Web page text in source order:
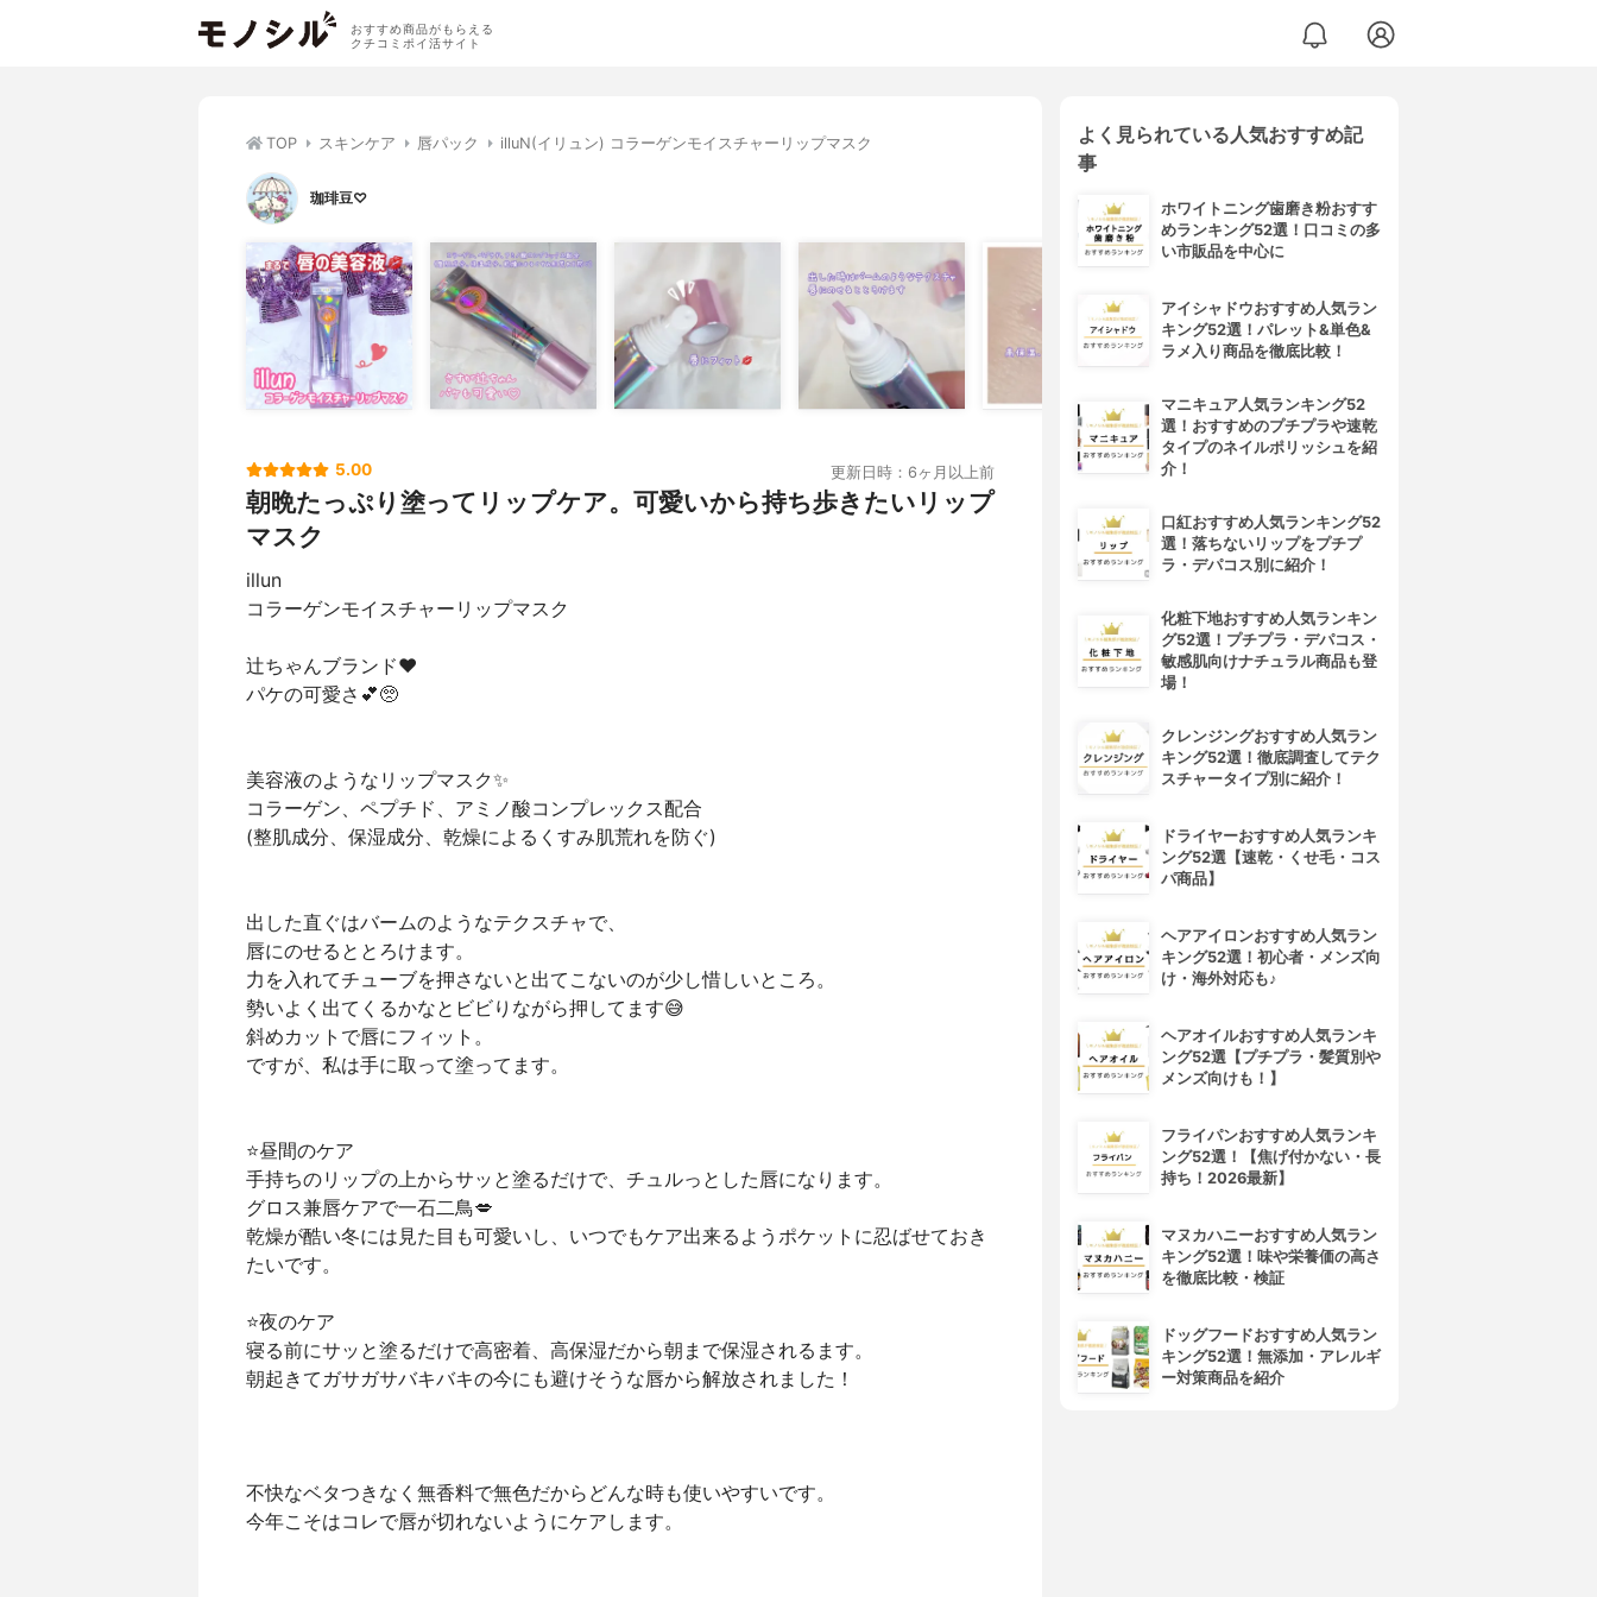
おすすめ商品がもらえる
クチコミポイ活サイト
TOP スキンケア 唇パック illuN(イリュン) コラーゲンモイスチャーリップマスク
珈琲豆♡
5.00 更新日時：6ヶ月以上前
朝晩たっぷり塗ってリップケア。可愛いから持ち歩きたいリップ
マスク
illun
コラーゲンモイスチャーリップマスク
辻ちゃんブランド❤︎
パケの可愛さ💕🥺
美容液のようなリップマスク✨
コラーゲン、ペプチド、アミノ酸コンプレックス配合
(整肌成分、保湿成分、乾燥によるくすみ肌荒れを防ぐ)
出した直ぐはバームのようなテクスチャで、
唇にのせるととろけます。
力を入れてチューブを押さないと出てこないのが少し惜しいところ。
勢いよく出てくるかなとビビりながら押してます😅
斜めカットで唇にフィット。
ですが、私は手に取って塗ってます。
⭐️昼間のケア
手持ちのリップの上からサッと塗るだけで、チュルっとした唇になります。
グロス兼唇ケアで一石二鳥💋
乾燥が酷い冬には見た目も可愛いし、いつでもケア出来るようポケットに忍ばせておき
たいです。
⭐️夜のケア
寝る前にサッと塗るだけで高密着、高保湿だから朝まで保湿されるます。
朝起きてガサガサバキバキの今にも避けそうな唇から解放されました！
不快なベタつきなく無香料で無色だからどんな時も使いやすいです。
今年こそはコレで唇が切れないようにケアします。
よく見られている人気おすすめ記
事
ホワイトニング歯磨き粉おすす
めランキング52選！口コミの多
い市販品を中心に
アイシャドウおすすめ人気ラン
キング52選！パレット&単色&
ラメ入り商品を徹底比較！
マニキュア人気ランキング52
選！おすすめのプチプラや速乾
タイプのネイルポリッシュを紹
介！
口紅おすすめ人気ランキング52
選！落ちないリップをプチプ
ラ・デパコス別に紹介！
化粧下地おすすめ人気ランキン
グ52選！プチプラ・デパコス・
敏感肌向けナチュラル商品も登
場！
クレンジングおすすめ人気ラン
キング52選！徹底調査してテク
スチャータイプ別に紹介！
ドライヤーおすすめ人気ランキ
ング52選【速乾・くせ毛・コス
パ商品】
ヘアアイロンおすすめ人気ラン
キング52選！初心者・メンズ向
け・海外対応も♪
ヘアオイルおすすめ人気ランキ
ング52選【プチプラ・髪質別や
メンズ向けも！】
フライパンおすすめ人気ランキ
ング52選！【焦げ付かない・長
持ち！2026最新】
マヌカハニーおすすめ人気ラン
キング52選！味や栄養価の高さ
を徹底比較・検証
ドッグフードおすすめ人気ラン
キング52選！無添加・アレルギ
ー対策商品を紹介